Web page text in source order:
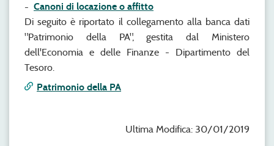
Canoni di locazione o affitto
Di seguito è riportato il collegamento alla banca dati
"Patrimonio della PA", gestita dal Ministero
dell'Economia e delle Finanze - Dipartimento del
Tesoro.
Patrimonio della PA
Ultima Modifica: 30/01/2019